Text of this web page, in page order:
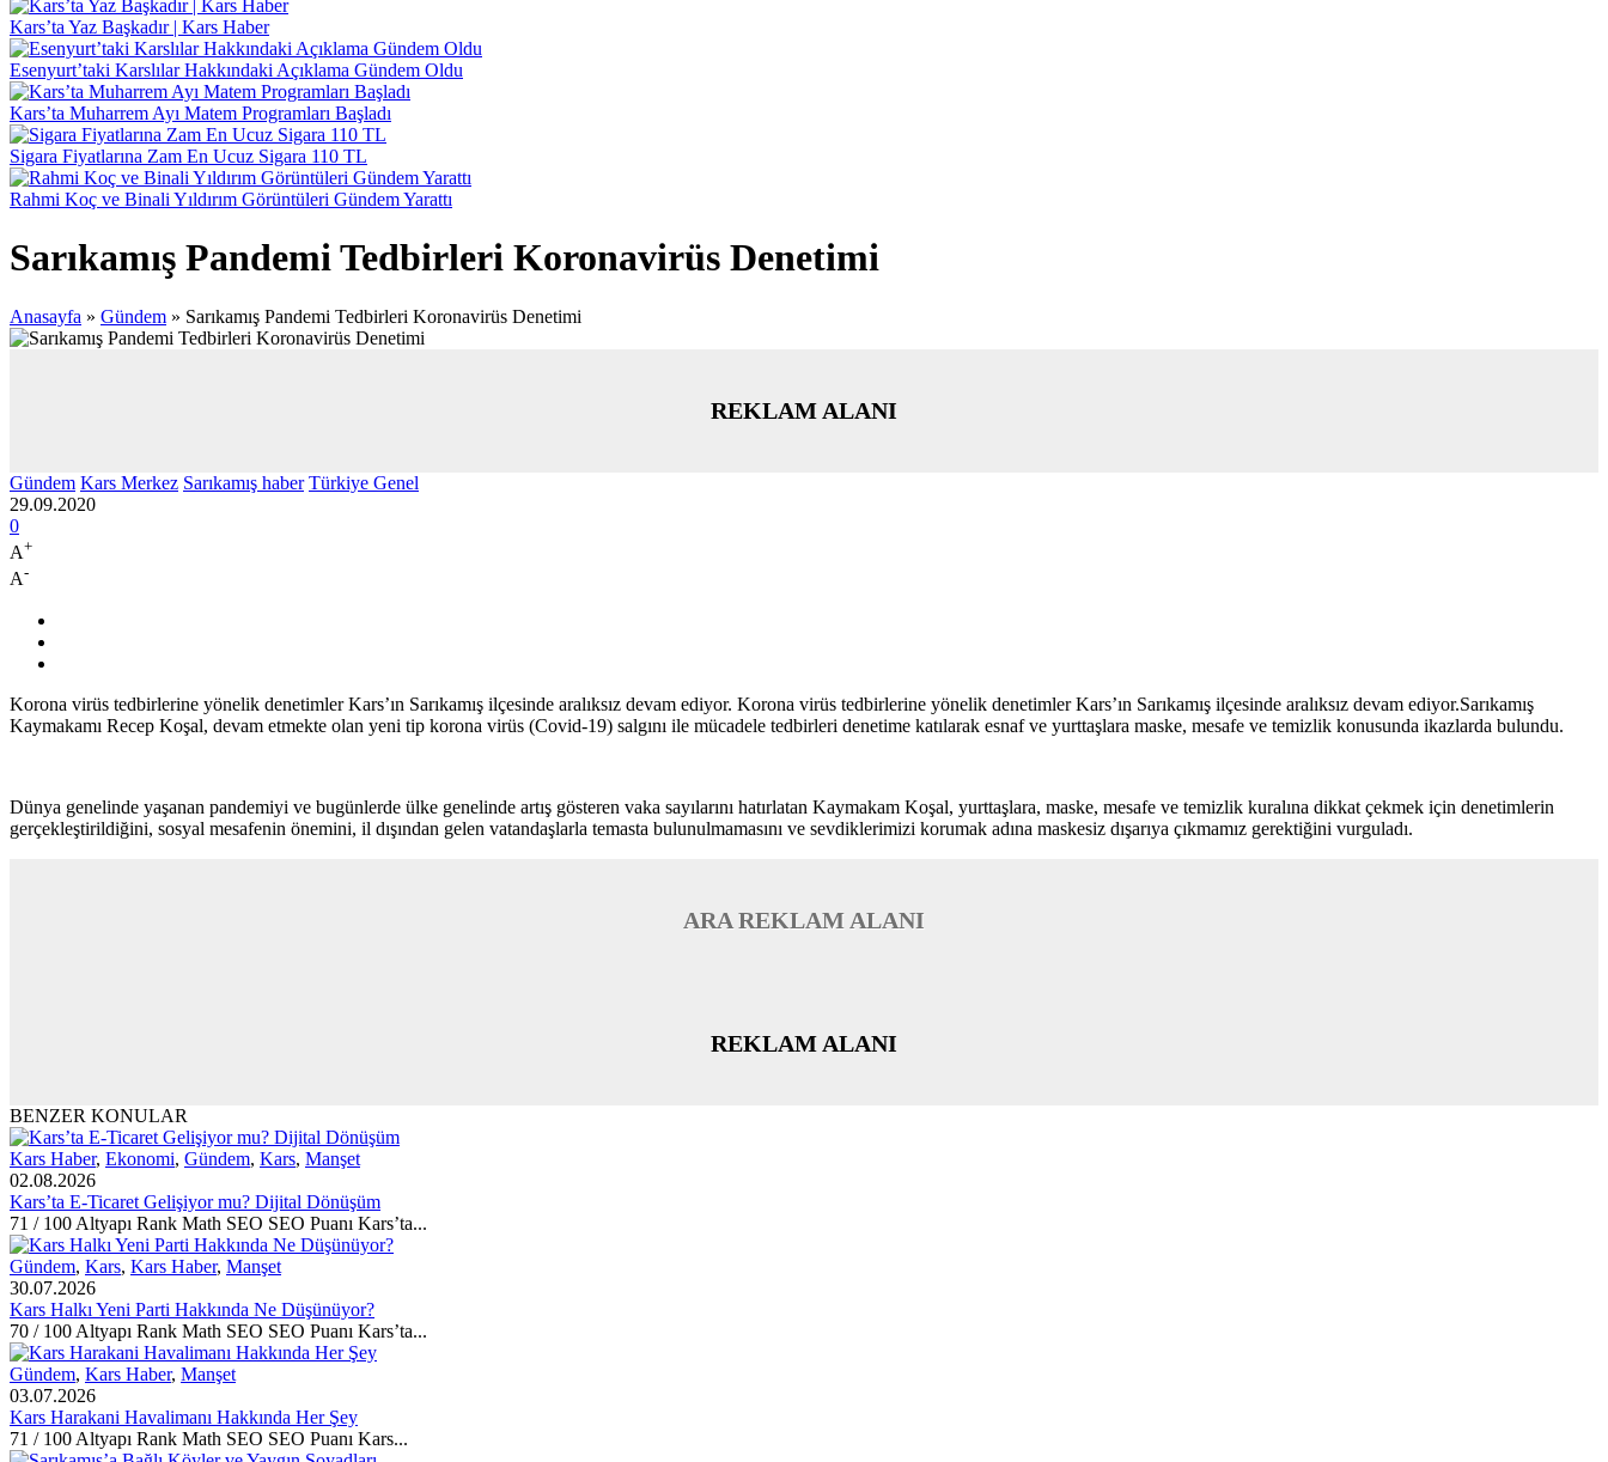
Kars’ta Yaz Başkadır | Kars Haber
Esenyurt’taki Karslılar Hakkındaki Açıklama Gündem Oldu
Kars’ta Muharrem Ayı Matem Programları Başladı
Sigara Fiyatlarına Zam En Ucuz Sigara 110 TL
Rahmi Koç ve Binali Yıldırım Görüntüleri Gündem Yarattı
Sarıkamış Pandemi Tedbirleri Koronavirüs Denetimi
Anasayfa » Gündem » Sarıkamış Pandemi Tedbirleri Koronavirüs Denetimi
REKLAM ALANI
Gündem Kars Merkez Sarıkamış haber Türkiye Genel
29.09.2020
0
A+
A-
Korona virüs tedbirlerine yönelik denetimler Kars’ın Sarıkamış ilçesinde aralıksız devam ediyor. Korona virüs tedbirlerine yönelik denetimler Kars’ın Sarıkamış ilçesinde aralıksız devam ediyor.Sarıkamış
Kaymakamı Recep Koşal, devam etmekte olan yeni tip korona virüs (Covid-19) salgını ile mücadele tedbirleri denetime katılarak esnaf ve yurttaşlara maske, mesafe ve temizlik konusunda ikazlarda bulundu.
Dünya genelinde yaşanan pandemiyi ve bugünlerde ülke genelinde artış gösteren vaka sayılarını hatırlatan Kaymakam Koşal, yurttaşlara, maske, mesafe ve temizlik kuralına dikkat çekmek için denetimlerin
gerçekleştirildiğini, sosyal mesafenin önemini, il dışından gelen vatandaşlarla temasta bulunulmamasını ve sevdiklerimizi korumak adına maskesiz dışarıya çıkmamız gerektiğini vurguladı.
ARA REKLAM ALANI
REKLAM ALANI
BENZER KONULAR
Kars Haber, Ekonomi, Gündem, Kars, Manşet
02.08.2026
Kars’ta E-Ticaret Gelişiyor mu? Dijital Dönüşüm
71 / 100 Altyapı Rank Math SEO SEO Puanı Kars’ta...
Gündem, Kars, Kars Haber, Manşet
30.07.2026
Kars Halkı Yeni Parti Hakkında Ne Düşünüyor?
70 / 100 Altyapı Rank Math SEO SEO Puanı Kars’ta...
Gündem, Kars Haber, Manşet
03.07.2026
Kars Harakani Havalimanı Hakkında Her Şey
71 / 100 Altyapı Rank Math SEO SEO Puanı Kars...